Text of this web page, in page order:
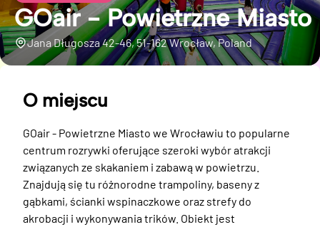
GOair - Powietrzne Miasto
Jana Długosza 42-46, 51-162 Wrocław, Poland
O miejscu
GOair - Powietrzne Miasto we Wrocławiu to popularne
centrum rozrywki oferujące szeroki wybór atrakcji
związanych ze skakaniem i zabawą w powietrzu.
Znajdują się tu różnorodne trampoliny, baseny z
gąbkami, ścianki wspinaczkowe oraz strefy do
akrobacji i wykonywania trików. Obiekt jest